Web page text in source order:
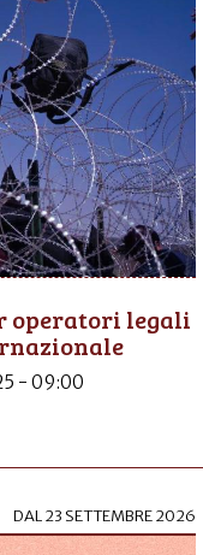
operatori legali
- 09:00
DAL23 SETTEMBRE 2026